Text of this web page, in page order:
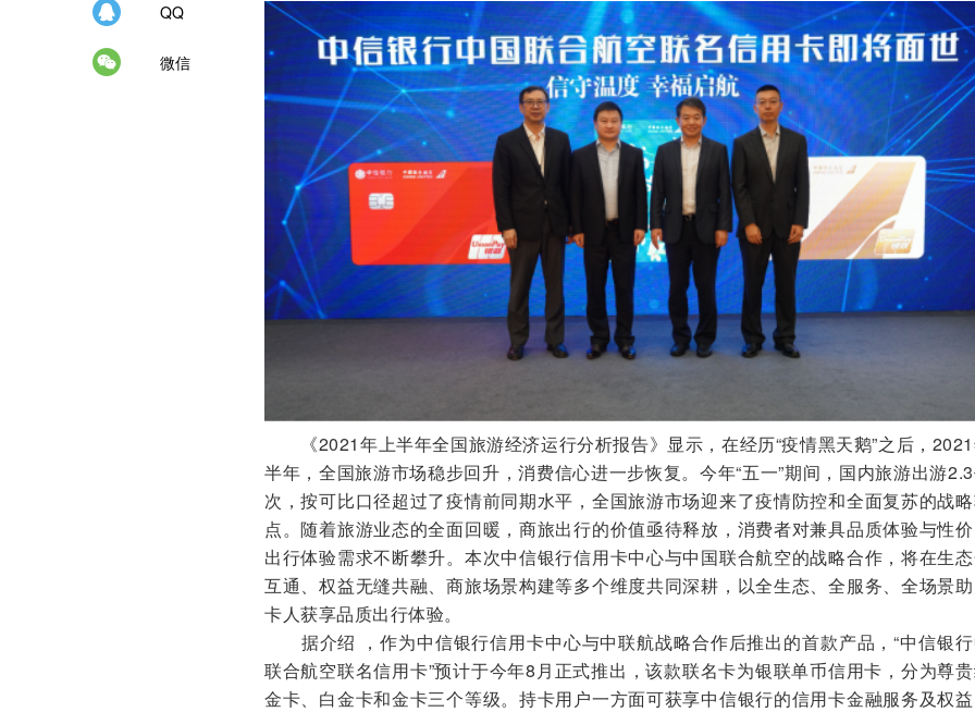
QQ
微信
《2021年上半年全国旅游经济运行分析报告》显示，在经历“疫情黑天鹅”之后，
半年，全国旅游市场稳步回升，消费信心进一步恢复。今年“五一”期间，国内旅游出游
次，按可比口径超过了疫情前同期水平，全国旅游市场迎来了疫情防控和全面复苏的战
点。随着旅游业态的全面回暖，商旅出行的价值亟待释放，消费者对兼具品质体验与性
出行体验需求不断攀升。本次中信银行信用卡中心与中国联合航空的战略合作，将在生
互通、权益无缝共融、商旅场景构建等多个维度共同深耕，以全生态、全服务、全场景
卡人获享品质出行体验。
据介绍 ，作为中信银行信用卡中心与中联航战略合作后推出的首款产品，“中信银
联合航空联名信用卡”预计于今年8月正式推出，该款联名卡为银联单币信用卡，分为尊
金卡、白金卡和金卡三个等级。持卡用户一方面可获享中信银行的信用卡金融服务及权